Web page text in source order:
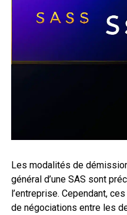
Les modalités de
général d’une SAS sont
l’entreprise. Cependant,
de négociations entre les